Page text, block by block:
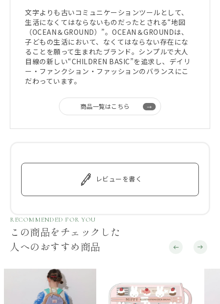
文字よりも古いコミュニケーションツールとして、
生活になくてはならないものだったとされる“地図
（OCEAN＆GROUND）”。OCEAN＆GROUNDは、
子どもの生活において、なくてはならない存在にな
ることを願って生まれたブランド。シンプルで大人
目線の新しい“CHILDREN BASIC”を追求し、デイリ
ー・ファンクション・ファッションのバランスにこ
だわっています。
商品一覧はこちら
レビューを書く
RECOMMENDED FOR YOU
この商品をチェックした
人へのおすすめ商品